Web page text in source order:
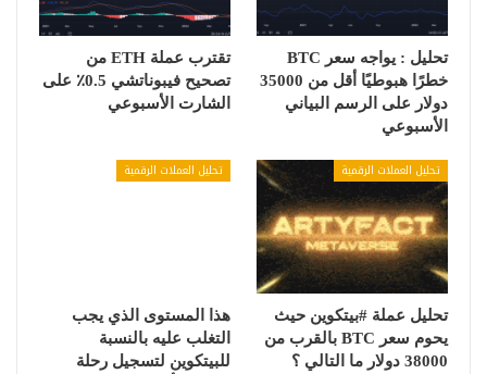
تحليل : يواجه سعر BTC
خطرًا هبوطيًا أقل من 35000
دولار على الرسم البياني
الأسبوعي
تقترب عملة ETH من
تصحيح فيبوناتشي 0.5٪ على
الشارت الأسبوعي
تحليل العملات الرقمية
تحليل عملة #بيتكوين حيث
يحوم سعر BTC بالقرب من
38000 دولار ما التالي ؟
تحليل العملات الرقمية
هذا المستوى الذي يجب
التغلب عليه بالنسبة
للبيتكوين لتسجيل رحلة